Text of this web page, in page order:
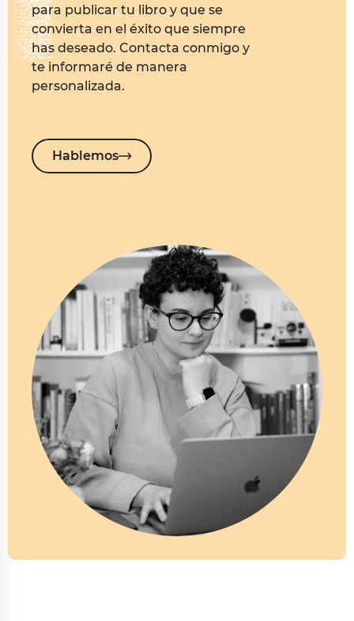
para publicar tu libro y que se
convierta en el éxito que siempre
has deseado. Contacta conmigo y
te informaré de manera
personalizada.
Hablemos